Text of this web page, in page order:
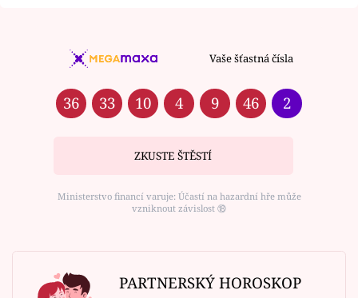
Vaše šťastná čísla
36 33 10 4 9 46 2
ZKUSTE ŠTĚSTÍ
Ministerstvo financí varuje: Účastí na hazardní hře může
vzniknout závislost ⑱
PARTNERSKÝ HOROSKOP